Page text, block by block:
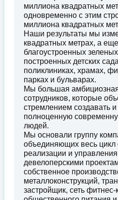
миллиона квадратных
одновременно с этим
миллиона квадратных
Наши результаты мы
квадратных метрах, а
благоустроенных
построенных детских
поликлиниках, храмах,
парках и бульварах.
Мы большая
сотрудников, которые
стремлением создавать и
полноценную
людей.
Мы основали группу
объединяющих весь цикл
реализации и
девелоперскими
собственное
металлоконструкций,
застройщик, сеть фитнес-